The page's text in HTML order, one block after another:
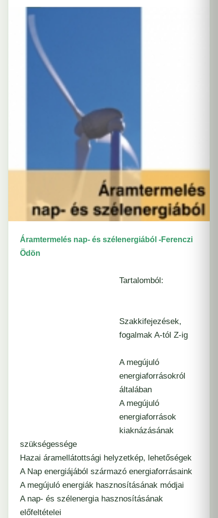
Áramtermelés nap- és szélenergiából -Ferenczi
Ödön
Tartalomból:
Szakkifejezések,
fogalmak A-tól Z-ig
A megújuló
energiaforrásokról
általában
A megújuló
energiaforrások
kiaknázásának
szükségessége
Hazai áramellátottsági helyzetkép, lehetőségek
A Nap energiájából származó energiaforrásaink
A megújuló energiák hasznosításának módjai
A nap- és szélenergia hasznosításának
előfeltételei